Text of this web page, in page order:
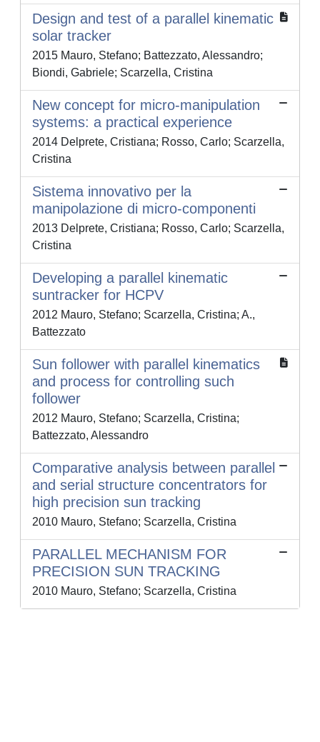
Design and test of a parallel kinematic
solar tracker
2015 Mauro, Stefano; Battezzato, Alessandro;
Biondi, Gabriele; Scarzella, Cristina
New concept for micro-manipulation
systems: a practical experience
2014 Delprete, Cristiana; Rosso, Carlo; Scarzella,
Cristina
Sistema innovativo per la
manipolazione di micro-componenti
2013 Delprete, Cristiana; Rosso, Carlo; Scarzella,
Cristina
Developing a parallel kinematic
suntracker for HCPV
2012 Mauro, Stefano; Scarzella, Cristina; A.,
Battezzato
Sun follower with parallel kinematics
and process for controlling such
follower
2012 Mauro, Stefano; Scarzella, Cristina;
Battezzato, Alessandro
Comparative analysis between parallel
and serial structure concentrators for
high precision sun tracking
2010 Mauro, Stefano; Scarzella, Cristina
PARALLEL MECHANISM FOR
PRECISION SUN TRACKING
2010 Mauro, Stefano; Scarzella, Cristina